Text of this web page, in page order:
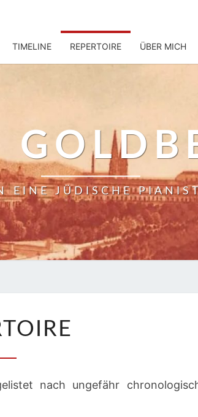
TIMELINE REPERTOIRE ÜBER MICH
EINE JÜDISCHE
nach ungefähr